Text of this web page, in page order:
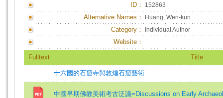
ID ： 152863
Alternative Names： Huang, Wen-kun
Category： Individual Author
Website：
Fulltext Title
十六國的石窟寺與敦煌石窟藝術
中國早期佛教美術考古泛議=Discussions on Early